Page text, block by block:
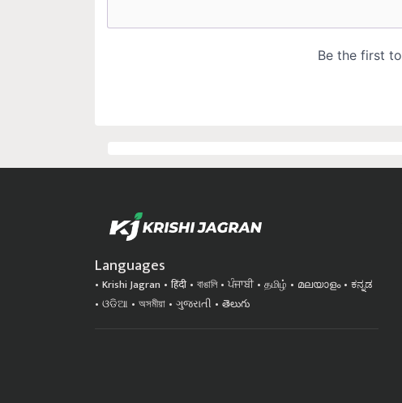
Languages
Krishi Jagran हिंदी বাঙালি ਪੰਜਾਬੀ தமிழ் മലയാളം
ಕನ್ನಡ
ଓଡିଆ
অসমীয়া ગુજરાતી తెలుగు